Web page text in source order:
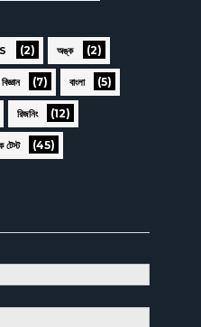
(2) অঙ্ক (2)
(7) বাংলা (5)
রিজনিং (12)
টেস্ট (45)